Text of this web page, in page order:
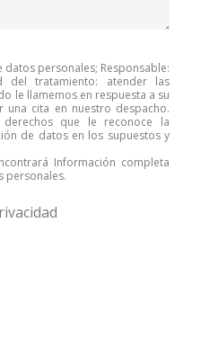
personales; Responsable:
del tratamiento: atender las
le llamemos en respuesta a su
una cita en nuestro despacho.
que le reconoce la
de datos en los supuestos y
Información completa
personales.